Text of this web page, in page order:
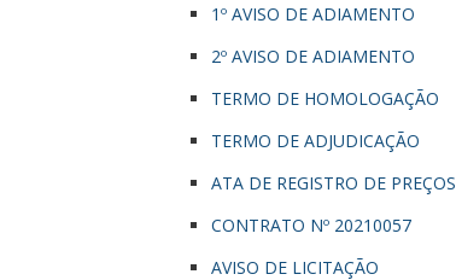
1º AVISO DE ADIAMENTO
2º AVISO DE ADIAMENTO
TERMO DE HOMOLOGAÇÃO
TERMO DE ADJUDICAÇÃO
ATA DE REGISTRO DE PREÇOS
CONTRATO Nº 20210057
AVISO DE LICITAÇÃO